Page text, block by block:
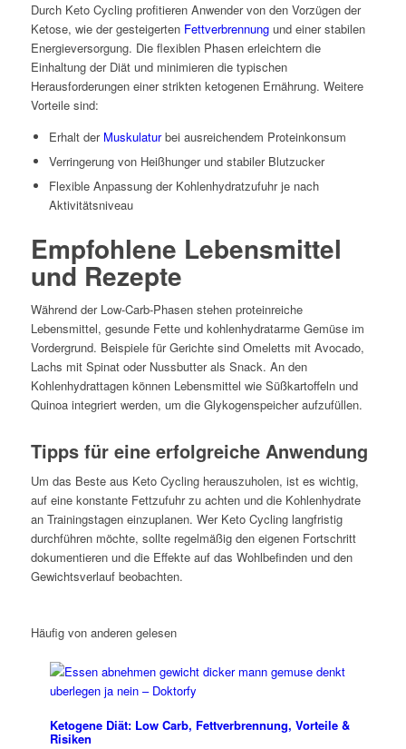
Durch Keto Cycling profitieren Anwender von den Vorzügen der
Ketose, wie der gesteigerten Fettverbrennungund einer stabilen
Energieversorgung. Die flexiblen Phasen erleichtern die
Einhaltung der Diät und minimieren die typischen
Herausforderungen einer strikten ketogenen Ernährung. Weitere
Vorteile sind:
Erhalt der Muskulaturbei ausreichendem Proteinkonsum
Verringerung von Heißhunger und stabiler Blutzucker
Flexible Anpassung der Kohlenhydratzufuhr je nach
Aktivitätsniveau
Empfohlene Lebensmittel
und Rezepte
Während der Low-Carb-Phasen stehen proteinreiche
Lebensmittel, gesunde Fette und kohlenhydratarme Gemüse im
Vordergrund. Beispiele für Gerichte sind Omeletts mit Avocado,
Lachs mit Spinat oder Nussbutter als Snack. An den
Kohlenhydrattagen können Lebensmittel wie Süßkartoffeln und
Quinoa integriert werden, um die Glykogenspeicher aufzufüllen.
Tipps für eine erfolgreiche Anwendung
Um das Beste aus Keto Cycling herauszuholen, ist es wichtig,
auf eine konstante Fettzufuhr zu achten und die Kohlenhydrate
an Trainingstagen einzuplanen. Wer Keto Cycling langfristig
durchführen möchte, sollte regelmäßig den eigenen Fortschritt
dokumentieren und die Effekte auf das Wohlbefinden und den
Gewichtsverlauf beobachten.
Häufig von anderen gelesen
Ketogene Diät: Low Carb, Fettverbrennung, Vorteile &
Risiken